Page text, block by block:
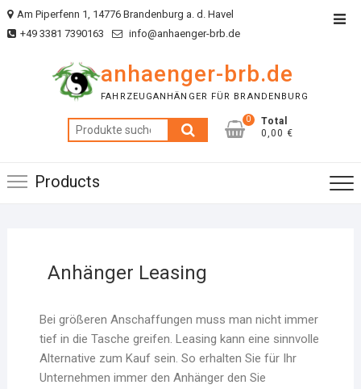
Am Piperfenn 1, 14776 Brandenburg a. d. Havel
+49 3381 7390163
info@anhaenger-brb.de
anhaenger-brb.de
FAHRZEUGANHÄNGER FÜR BRANDENBURG
0
Total
0,00 €
Products
Anhänger Leasing
Bei größeren Anschaffungen muss man nicht immer
tief in die Tasche greifen. Leasing kann eine sinnvolle
Alternative zum Kauf sein. So erhalten Sie für Ihr
Unternehmen immer den Anhänger den Sie